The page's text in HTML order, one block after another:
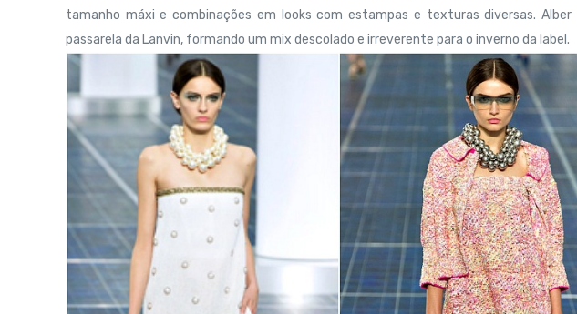
tamanho máxi e combinações em looks com estampas e texturas diversas.
passarela da Lanvin, formando um mix descolado e irreverente para o inverno da label.